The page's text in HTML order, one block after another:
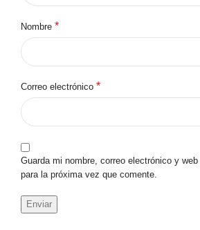
Nombre *
Correo electrónico *
Guarda mi nombre, correo electrónico y
para la próxima vez que comente.